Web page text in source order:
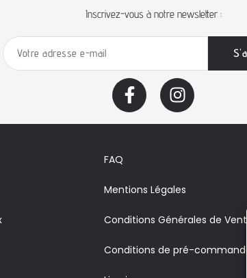
Inscrivez-vous à notre newsletter :
FAQ
Mentions Légales
Conditions Générales de Vente
Conditions de pré-commande